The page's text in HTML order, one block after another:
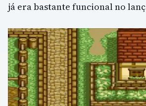
já era bastante funcional no